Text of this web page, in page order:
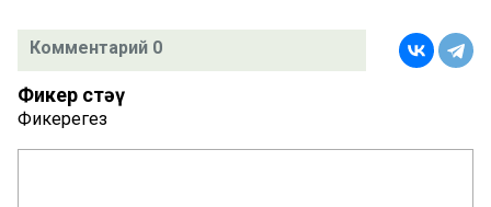
Комментарий 0
Фикер өстәү
Фикерегез